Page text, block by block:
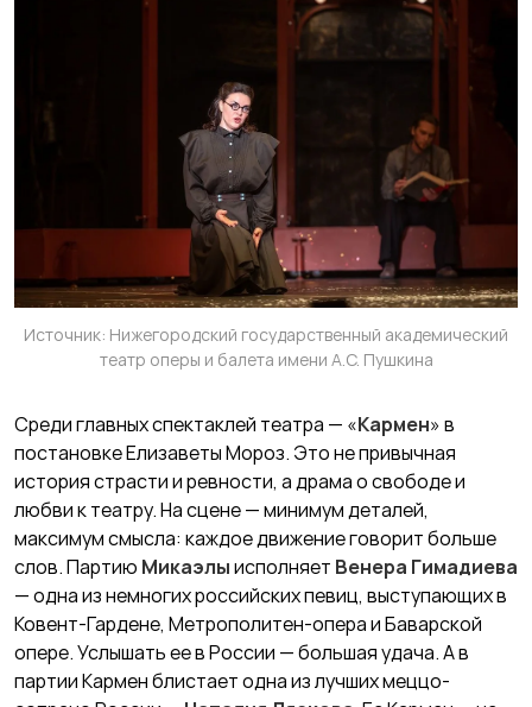
Источник: Нижегородский государственный академический
театр оперы и балета имени А.С. Пушкина
Среди главных спектаклей театра — «Кармен» в
постановке Елизаветы Мороз. Это не привычная
история страсти и ревности, а драма о свободе и
любви к театру. На сцене — минимум деталей,
максимум смысла: каждое движение говорит больше
слов. Партию Микаэлыисполняет Венера Гимадиева
— одна из немногих российских певиц, выступающих в
Ковент-Гардене, Метрополитен-опера и Баварской
опере. Услышать ее в России — большая удача. А в
партии Кармен блистает одна из лучших меццо-